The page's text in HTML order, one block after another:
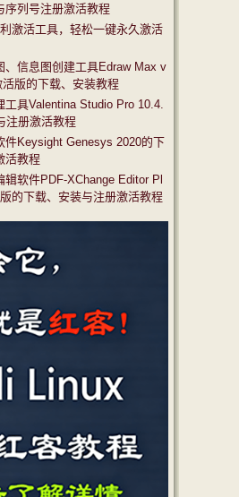
序列号注册激活教程
激活工具，轻松一键永久激活
、信息图创建工具Edraw Max v
版的下载、安装教程
工具Valentina Studio Pro 10.4.
注册激活教程
件Keysight Genesys 2020的下
活教程
辑软件PDF-XChange Editor Pl
的下载、安装与注册激活教程